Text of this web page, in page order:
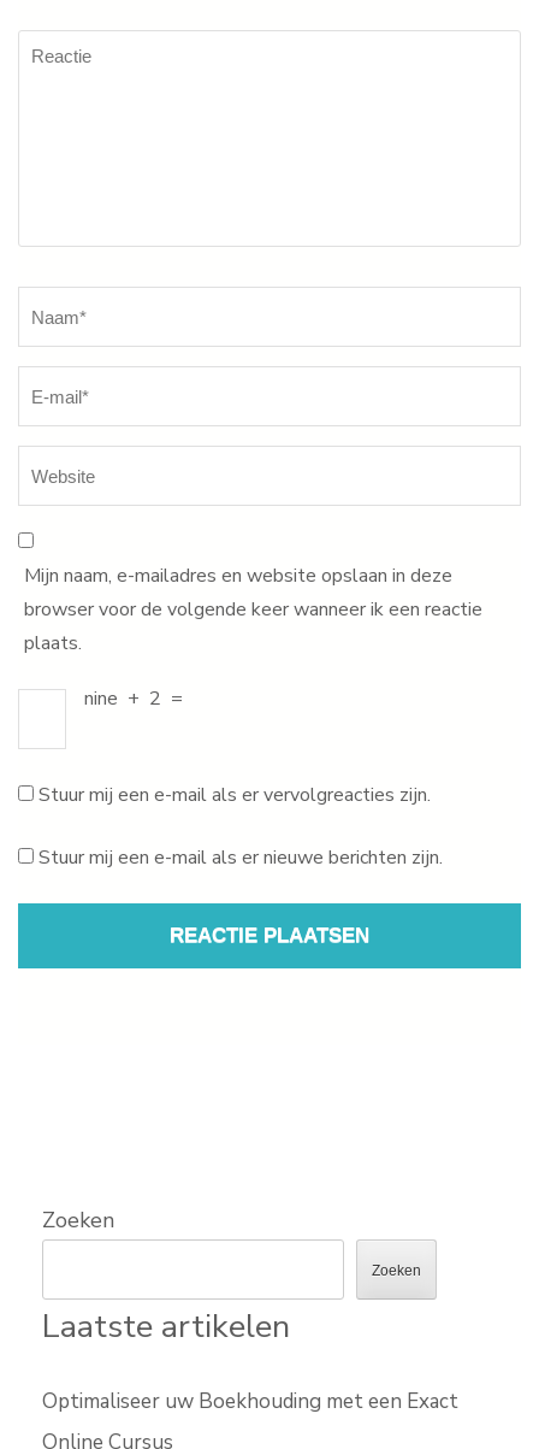
Reactie
Mijn naam, e-mailadres en website opslaan in deze
browser voor de volgende keer wanneer ik een reactie
plaats.
nine + 2 =
Stuur mij een e-mail als er vervolgreacties zijn.
Stuur mij een e-mail als er nieuwe berichten zijn.
Zoeken
Zoeken
Laatste artikelen
Optimaliseer uw Boekhouding met een Exact
Online Cursus